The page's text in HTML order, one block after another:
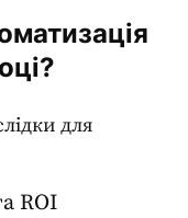
для
ROI